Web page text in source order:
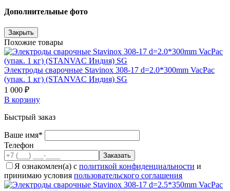
Дополнительные фото
Закрыть
Похожие товары
Электроды сварочные Stavinox 308-17 d=2.0*300mm VacPac
(упак. 1 кг) (STANVAC Индия) SG
1 000 ₽
В корзину
Быстрый заказ
Ваше имя*
Телефон
Я ознакомлен(а) с политикой конфиденциальности и
принимаю условия пользовательского соглашения